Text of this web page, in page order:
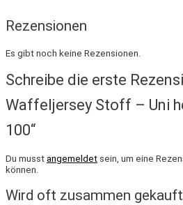
Rezensionen
Es gibt noch keine Rezensionen.
Schreibe die erste
Waffeljersey Stoff – Uni
100“
Du musstangemeldet sein, um eine
können.
Wird oft zusammen gekauft